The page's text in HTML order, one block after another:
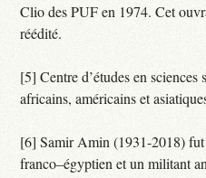
Clio des PUF en 1974. Cet
réédité.
[5] Centre d’études en sciences
africains, américains et
[6] Samir Amin (1931-2018)
franco–égyptien et un militant